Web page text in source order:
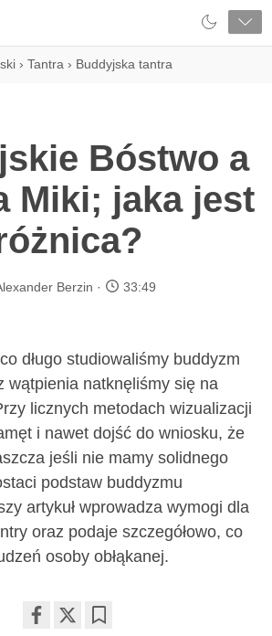
› Tantra › Buddyjska tantra
Bóstwo a
Miki; jaka jest
Berzin 33:49
długo studiowaliśmy buddyzm
wątpienia natknęliśmy się na
licznych metodach wizualizacji
i nawet dojść do wniosku, że
jeśli nie mamy solidnego
podstaw buddyzmu
artykuł wprowadza wymogi dla
oraz podaje szczegółowo, co
osoby obłąkanej.